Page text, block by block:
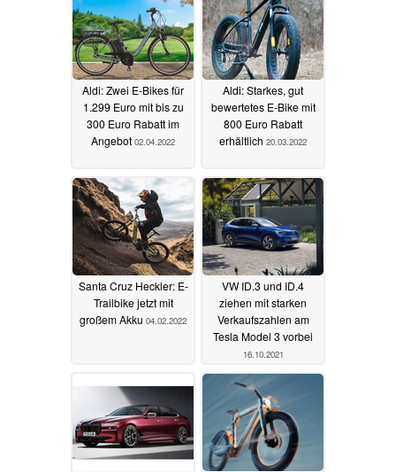
Aldi: Zwei E-Bikes für
1.299 Euro mit bis zu
300 Euro Rabatt im
Angebot 02.04.2022
Aldi: Starkes, gut
bewertetes E-Bike mit
800 Euro Rabatt
erhältlich 20.03.2022
Santa Cruz Heckler: E-
Trailbike jetzt mit
großem Akku 04.02.2022
VW ID.3 und ID.4
ziehen mit starken
Verkaufszahlen am
Tesla Model 3 vorbei
16.10.2021